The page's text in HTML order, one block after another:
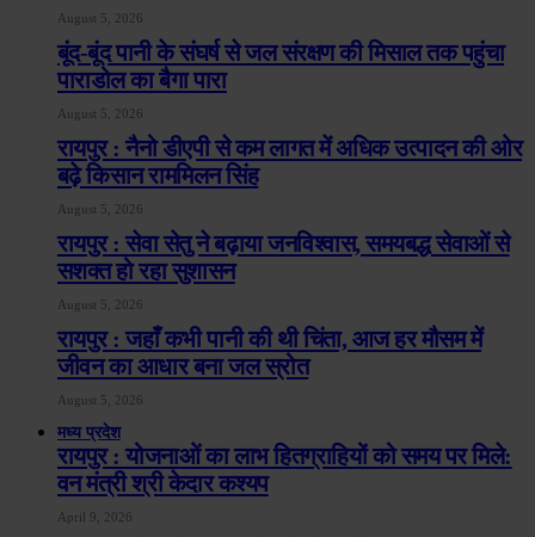
August 5, 2026
बूंद-बूंद पानी के संघर्ष से जल संरक्षण की मिसाल तक पहुंचा
पाराडोल का बैगा पारा
August 5, 2026
रायपुर : नैनो डीएपी से कम लागत में अधिक उत्पादन की ओर
बढ़े किसान राममिलन सिंह
August 5, 2026
रायपुर : सेवा सेतु ने बढ़ाया जनविश्वास, समयबद्ध सेवाओं से
सशक्त हो रहा सुशासन
August 5, 2026
रायपुर : जहाँ कभी पानी की थी चिंता, आज हर मौसम में
जीवन का आधार बना जल स्रोत
August 5, 2026
मध्य प्रदेश
रायपुर : योजनाओं का लाभ हितग्राहियों को समय पर मिले:
वन मंत्री श्री केदार कश्यप
April 9, 2026